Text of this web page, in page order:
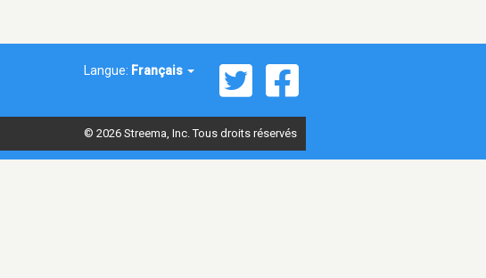
Langue: Français
© 2026 Streema, Inc. Tous droits réservés